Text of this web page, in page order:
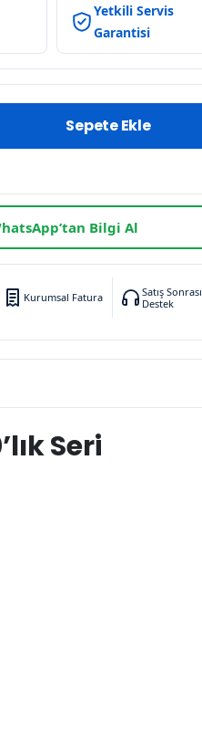
Yetkili Servis
Garantisi
Sepete Ekle
Bilgi Al
Kurumsal Fatura
Satış Sonrası
Destek
Seri